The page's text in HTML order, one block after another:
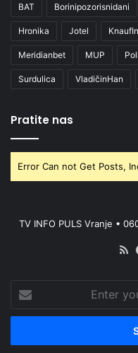
BAT Borinipozorisnidani
Hronika Jotel
Meridianbet MUP
Surdulica VladičinHan
Pratite nas
Error Can not Get Posts,
TV INFO PULS Vranje •
your
Email